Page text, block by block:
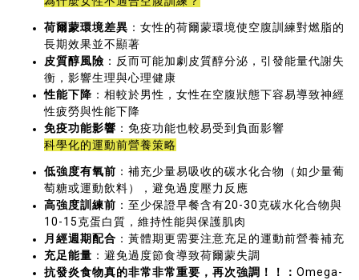
荷爾蒙環境差異 ：女性的荷爾蒙環境使空腹訓練對燃脂的
長期效果並不顯著
皮質醇風險 ：反而可能加劇皮質醇分泌，引發能量代謝失
衡，影響生理與心理健康
性能下降 ：相較於男性，女性在空腹狀態下容易導致神經
性疲勞與性能下降
免疫功能影響 ：免疫功能也較易受到負面影響
科學化的運動前營養策略
低強度有氧前 ：補充少量易吸收的碳水化合物（如少量葡
萄糖或運動飲料），避免過度壓力反應
高強度訓練前 ：至少保證早餐含有20-30克碳水化合物與
10-15克蛋白質，維持性能與保護肌肉
月經週期配合 ：黃體期更需要注意充足的運動前營養補充
充足能量 ：避免過度節食導致荷爾蒙失調
抗發炎食物真的非常非常重要，再次強調！！： Omega-